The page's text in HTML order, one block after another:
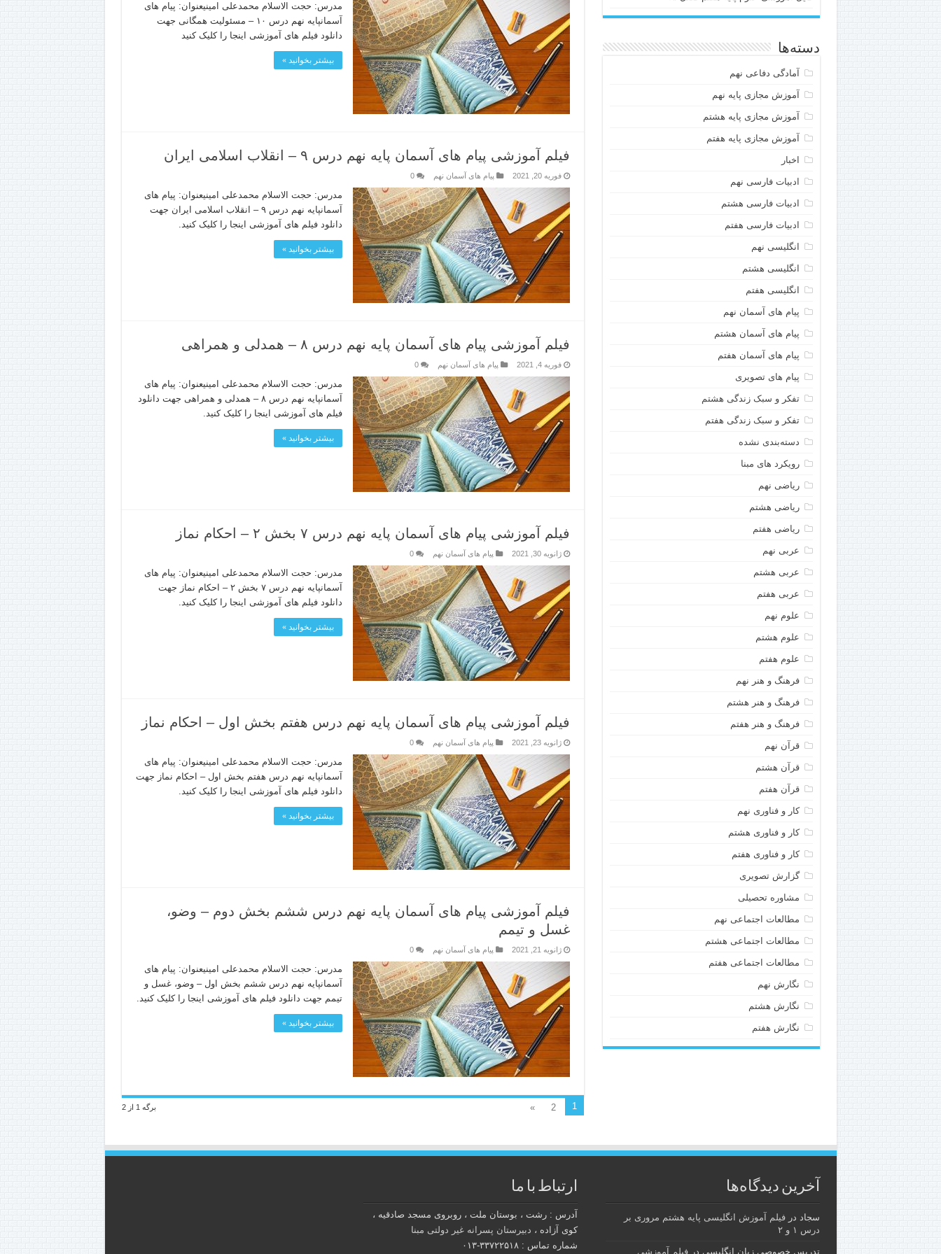
مدرس: حجت الاسلام محمدعلی امینیعنوان: پیام های
آسمانپایه نهم درس ۱۰ – مسئولیت همگانی جهت
دانلود فیلم های آموزشی اینجا را کلیک کنید
بیشتر بخوانید »
فیلم آموزشی پیام های آسمان پایه نهم درس ۹ – انقلاب اسلامی ایران
فوریه 20, 2021 پیام های آسمان نهم 0
مدرس: حجت الاسلام محمدعلی امینیعنوان: پیام های
آسمانپایه نهم درس ۹ – انقلاب اسلامی ایران جهت
دانلود فیلم های آموزشی اینجا را کلیک کنید.
بیشتر بخوانید »
فیلم آموزشی پیام های آسمان پایه نهم درس ۸ – همدلی و همراهی
فوریه 4, 2021 پیام های آسمان نهم 0
مدرس: حجت الاسلام محمدعلی امینیعنوان: پیام های
آسمانپایه نهم درس ۸ – همدلی و همراهی جهت دانلود
فیلم های آموزشی اینجا را کلیک کنید.
بیشتر بخوانید »
فیلم آموزشی پیام های آسمان پایه نهم درس ۷ بخش ۲ – احکام نماز
ژانویه 30, 2021 پیام های آسمان نهم 0
مدرس: حجت الاسلام محمدعلی امینیعنوان: پیام های
آسمانپایه نهم درس ۷ بخش ۲ – احکام نماز جهت
دانلود فیلم های آموزشی اینجا را کلیک کنید.
بیشتر بخوانید »
فیلم آموزشی پیام های آسمان پایه نهم درس هفتم بخش اول – احکام نماز
ژانویه 23, 2021 پیام های آسمان نهم 0
مدرس: حجت الاسلام محمدعلی امینیعنوان: پیام های
آسمانپایه نهم درس هفتم بخش اول – احکام نماز جهت
دانلود فیلم های آموزشی اینجا را کلیک کنید.
بیشتر بخوانید »
فیلم آموزشی پیام های آسمان پایه نهم درس ششم بخش دوم – وضو،
غسل و تیمم
ژانویه 21, 2021 پیام های آسمان نهم 0
مدرس: حجت الاسلام محمدعلی امینیعنوان: پیام های
آسمانپایه نهم درس ششم بخش اول – وضو، غسل و
تیمم جهت دانلود فیلم های آموزشی اینجا را کلیک کنید.
بیشتر بخوانید »
برگه 1 از 2 1
2
»
دسته‌ها
آمادگی دفاعی نهم
آموزش مجازی پایه نهم
آموزش مجازی پایه هشتم
آموزش مجازی پایه هفتم
اخبار
ادبیات فارسی نهم
ادبیات فارسی هشتم
ادبیات فارسی هفتم
انگلیسی نهم
انگلیسی هشتم
انگلیسی هفتم
پیام های آسمان نهم
پیام های آسمان هشتم
پیام های آسمان هفتم
پیام های تصویری
تفکر و سبک زندگی هشتم
تفکر و سبک زندگی هفتم
دسته‌بندی نشده
رویکرد های مبنا
ریاضی نهم
ریاضی هشتم
ریاضی هفتم
عربی نهم
عربی هشتم
عربی هفتم
علوم نهم
علوم هشتم
علوم هفتم
فرهنگ و هنر نهم
فرهنگ و هنر هشتم
فرهنگ و هنر هفتم
قرآن نهم
قرآن هشتم
قرآن هفتم
کار و فناوری نهم
کار و فناوری هشتم
کار و فناوری هفتم
گزارش تصویری
مشاوره تحصیلی
مطالعات اجتماعی نهم
مطالعات اجتماعی هشتم
مطالعات اجتماعی هفتم
نگارش نهم
نگارش هشتم
نگارش هفتم
آخرین دیدگاه‌ها
سجاد درفیلم آموزش انگلیسی پایه هشتم مروری بر
درس ۱ و ۲
تدریس خصوصی زبان انگلیسی درفیلم آموزشی
ارتباط با ما
آدرس : رشت ، بوستان ملت ، روبروی مسجد صادقیه ،
کوی آزاده ، دبیرستان پسرانه غیر دولتی مبنا
شماره تماس : ۳۳۷۲۲۵۱۸-۰۱۳